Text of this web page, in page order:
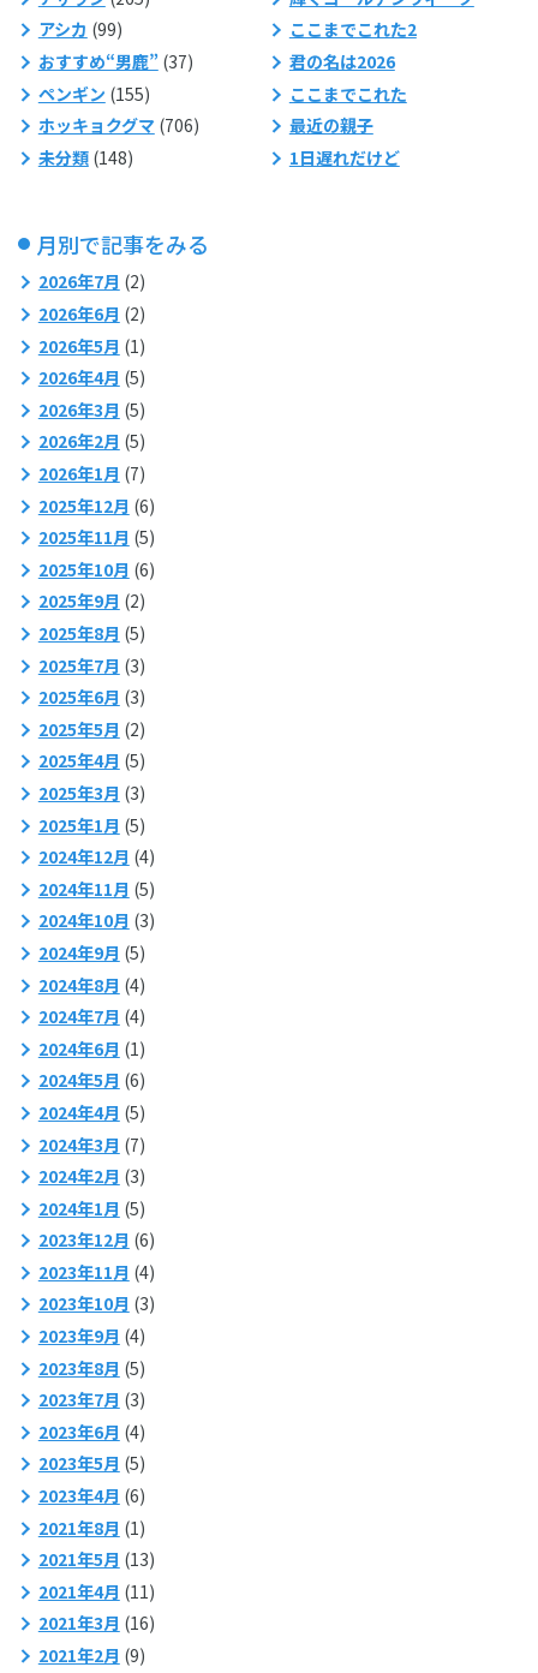
アシカ (99)
おすすめ“男鹿”(37)
ペンギン (155)
ホッキョクグマ (706)
未分類(148)
ここまでこれた2
君の名は2026
ここまでこれた
最近の親子
1日遅れだけど
月別で記事をみる
2026年7月 (2)
2026年6月 (2)
2026年5月 (1)
2026年4月 (5)
2026年3月 (5)
2026年2月 (5)
2026年1月 (7)
2025年12月 (6)
2025年11月 (5)
2025年10月 (6)
2025年9月 (2)
2025年8月 (5)
2025年7月 (3)
2025年6月 (3)
2025年5月 (2)
2025年4月 (5)
2025年3月 (3)
2025年1月 (5)
2024年12月 (4)
2024年11月 (5)
2024年10月 (3)
2024年9月 (5)
2024年8月 (4)
2024年7月 (4)
2024年6月 (1)
2024年5月 (6)
2024年4月 (5)
2024年3月 (7)
2024年2月 (3)
2024年1月 (5)
2023年12月 (6)
2023年11月 (4)
2023年10月 (3)
2023年9月 (4)
2023年8月 (5)
2023年7月 (3)
2023年6月 (4)
2023年5月 (5)
2023年4月 (6)
2021年8月 (1)
2021年5月 (13)
2021年4月 (11)
2021年3月 (16)
2021年2月 (9)